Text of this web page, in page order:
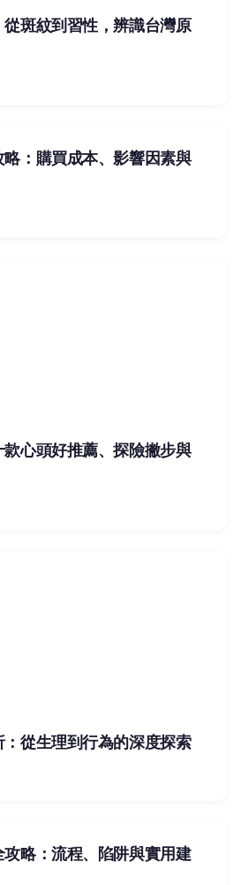
斑紋到習性，辨識台灣原
：購買成本、影響因素與
心頭好推薦、探險撇步與
從生理到行為的深度探索
略：流程、陷阱與實用建